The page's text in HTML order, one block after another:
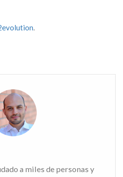
.
a miles de personas y